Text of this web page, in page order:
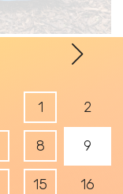
1 2
8 9
15 16